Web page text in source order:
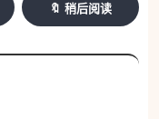
选优质土地，种
的土豆足足有二十
的适合炸出酥脆
🔖 稍后阅读